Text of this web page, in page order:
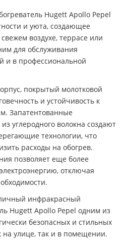
Hugett Apollo Pepel
и уюта, создающее
воздухе, террасе или
для обслуживания
и в профессиональной
покрытый молотковой
и устойчивость к
Запатентованные
углеродного волокна создают
технологии, что
расходы на обогрев.
позволяет еще более
отключая
инфракрасный
Hugett Apollo Pepel одним из
безопасных и стильных
на улице, так и в помещении.